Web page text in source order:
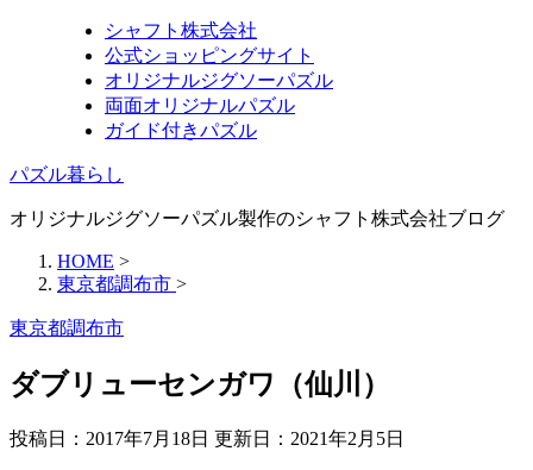
シャフト株式会社
公式ショッピングサイト
オリジナルジグソーパズル
両面オリジナルパズル
ガイド付きパズル
パズル暮らし
オリジナルジグソーパズル製作のシャフト株式会社ブログ
HOME >
東京都調布市 >
東京都調布市
ダブリューセンガワ（仙川）
投稿日：2017年7月18日 更新日： 2021年2月5日